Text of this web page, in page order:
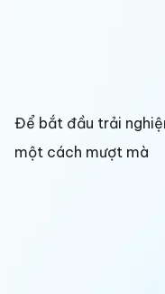
Để bắt đầu trải
một cách mượt mà